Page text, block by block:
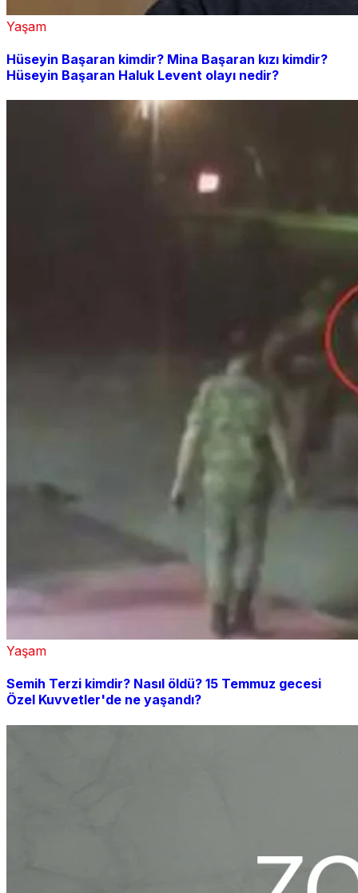
Yaşam
Hüseyin Başaran kimdir? Mina Başaran kızı kimdir?
Hüseyin Başaran Haluk Levent olayı nedir?
Yaşam
Semih Terzi kimdir? Nasıl öldü? 15 Temmuz gecesi
Özel Kuvvetler'de ne yaşandı?